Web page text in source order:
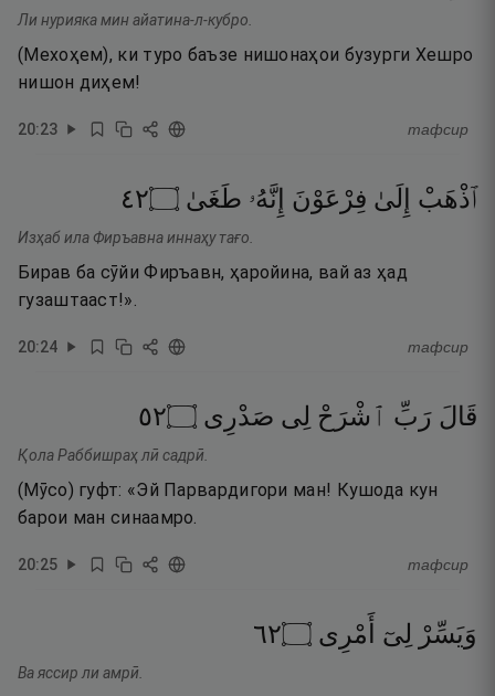
Ли нурияка мин айатина-л-кубро.
(Мехоҳем), ки туро баъзе нишонаҳои бузурги Хешро
нишон диҳем!
20:23 тафсир
ٱذْهَبْ إِلَىٰ فِرْعَوْنَ إِنَّهُۥ طَغَىٰ ۝٢٤
Изҳаб ила Фиръавна иннаҳу тағо.
Бирав ба сӯйи Фиръавн, ҳаройина, вай аз ҳад
гузаштааст!».
20:24 тафсир
قَالَ رَبِّ ٱشْرَحْ لِى صَدْرِى ۝٢٥
Қола Раббишраҳ лӣ садрӣ.
(Мӯсо) гуфт: «Эй Парвардигори ман! Кушода кун
барои ман синаамро.
20:25 тафсир
وَيَسِّرْ لِىٓ أَمْرِى ۝٢٦
Ва яссир ли амрӣ.